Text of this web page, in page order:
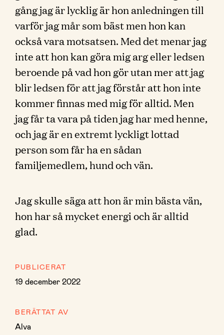
gång jag är lycklig är hon anledningen till
varför jag mår som bäst men hon kan
också vara motsatsen. Med det menar jag
inte att hon kan göra mig arg eller ledsen
beroende på vad hon gör utan mer att jag
blir ledsen för att jag förstår att hon inte
kommer finnas med mig för alltid. Men
jag får ta vara på tiden jag har med henne,
och jag är en extremt lyckligt lottad
person som får ha en sådan
familjemedlem, hund och vän.
Jag skulle säga att hon är min bästa vän,
hon har så mycket energi och är alltid
glad.
PUBLICERAT
19 december 2022
BERÄTTAT AV
Alva